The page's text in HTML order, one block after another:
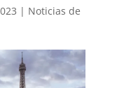
| Noticias de